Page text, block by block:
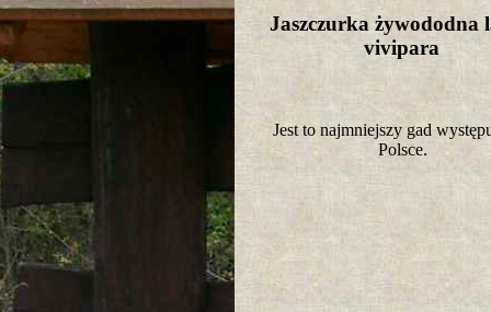
Jaszczurka żywododna
vivipara
Jest to najmniejszy gad
Polsce.